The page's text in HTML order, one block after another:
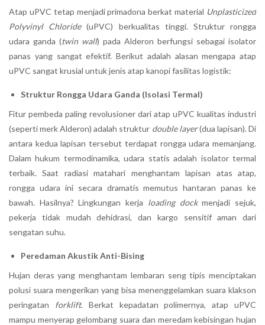
Atap uPVC tetap menjadi primadona berkat material Unplasticized
Polyvinyl Chloride(uPVC) berkualitas tinggi. Struktur rongga
udara ganda (twin wall) pada Alderon berfungsi sebagai isolator
panas yang sangat efektif. Berikut adalah alasan mengapa atap
uPVC sangat krusial untuk jenis atap kanopi fasilitas logistik:
Struktur Rongga Udara Ganda (Isolasi Termal)
Fitur pembeda paling revolusioner dari atap uPVC kualitas industri
(seperti merk Alderon) adalah struktur double layer(dua lapisan). Di
antara kedua lapisan tersebut terdapat rongga udara memanjang.
Dalam hukum termodinamika, udara statis adalah isolator termal
terbaik. Saat radiasi matahari menghantam lapisan atas atap,
rongga udara ini secara dramatis memutus hantaran panas ke
bawah. Hasilnya? Lingkungan kerja loading dockmenjadi sejuk,
pekerja tidak mudah dehidrasi, dan kargo sensitif aman dari
sengatan suhu.
Peredaman Akustik Anti-Bising
Hujan deras yang menghantam lembaran seng tipis menciptakan
polusi suara mengerikan yang bisa menenggelamkan suara klakson
peringatan forklift. Berkat kepadatan polimernya, atap uPVC
mampu menyerap gelombang suara dan meredam kebisingan hujan